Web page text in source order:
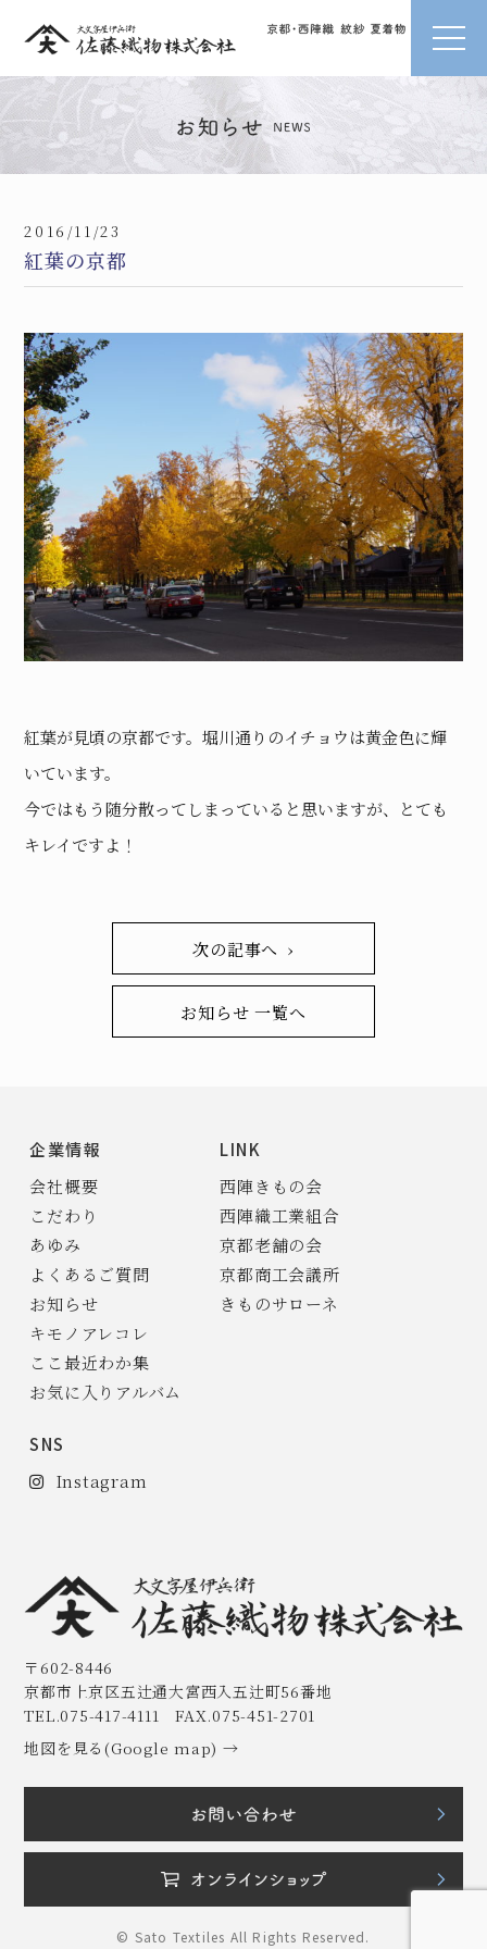
2016/11/23
紅葉の京都
紅葉が見頃の京都です。堀川通りのイチョウは黄金色に輝
いています。
今ではもう随分散ってしまっていると思いますが、とても
キレイですよ！
次の記事へ ›
お知らせ 一覧へ
企業情報
会社概要
こだわり
あゆみ
よくあるご質問
お知らせ
キモノアレコレ
ここ最近わか集
お気に入りアルバム
SNS
Instagram
LINK
西陣きもの会
西陣織工業組合
京都老舗の会
京都商工会議所
きものサローネ
〒602-8446
京都市上京区五辻通大宮西入五辻町56番地
TEL.075-417-4111 FAX.075-451-2701
地図を見る(Google map) →
© Sato Textiles All Rights Reserved.